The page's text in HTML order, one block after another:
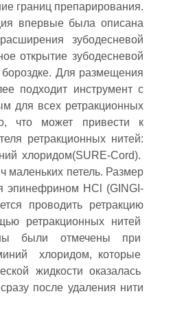
границ препарирования.
впервые была описана
зубодесневой
открытие зубодесневой
бороздке. Для размещения
подходит инструмент с
для всех ретракционных
что может привести к
ретракционных нитей:
хлоридом(SURE‐Cord).
маленьких петель. Размер
эпинефрином НСl (GINGI‐
проводить ретракцию
ретракционных нитей
были отмечены при
хлоридом, которые
жидкости оказалась
после удаления нити